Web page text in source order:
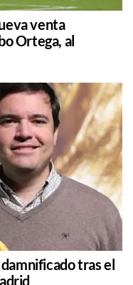
venta
Ortega, al
tras el